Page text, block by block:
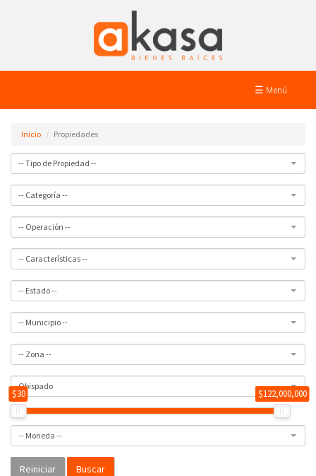
☰ Menú
Inicio Propiedades
-- Tipo de Propiedad --
-- Categoría --
-- Operación --
-- Características --
-- Estado --
-- Municipio --
-- Zona --
Obispado
$30 $122,000,000
-- Moneda --
Buscar